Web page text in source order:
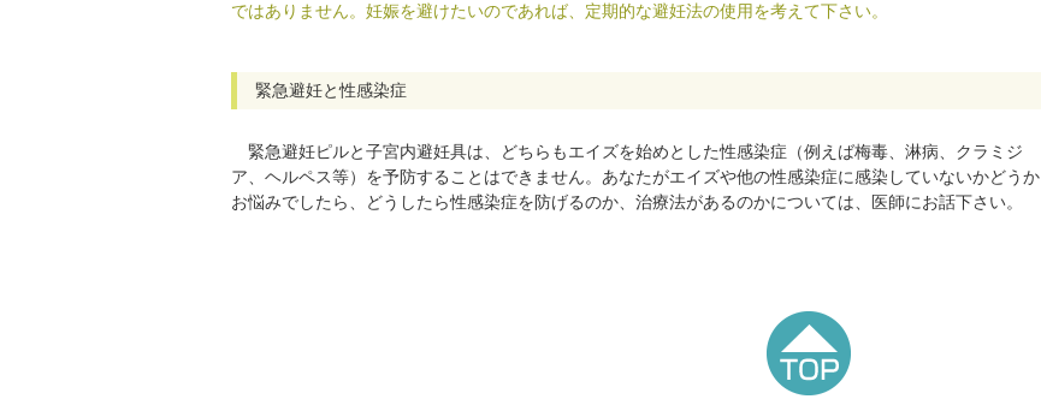
ではありません。妊娠を避けたいのであれば、定期的な避妊法の使用を考えて下さい。
緊急避妊と性感染症
緊急避妊ピルと子宮内避妊具は、どちらもエイズを始めとした性感染症（例えば梅毒、淋病、クラミジ
ア、ヘルペス等）を予防することはできません。あなたがエイズや他の性感染症に感染していないかどうか
お悩みでしたら、どうしたら性感染症を防げるのか、治療法があるのかについては、医師にお話下さい。